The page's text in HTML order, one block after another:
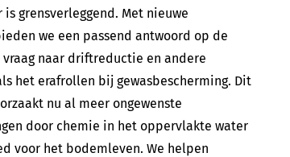
is grensverleggend. Met nieuwe
we een passend antwoord op de
naar driftreductie en andere
het erafrollen bij gewasbescherming. Dit
nu al meer ongewenste
door chemie in het oppervlakte water
voor het bodemleven. We helpen